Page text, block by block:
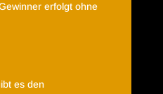
erfolgt ohne
es den